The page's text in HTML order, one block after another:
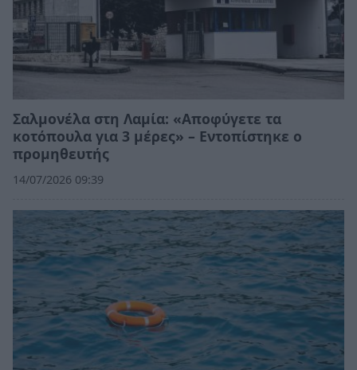
Σαλμονέλα στη Λαμία: «Αποφύγετε τα
κοτόπουλα για 3 μέρες» – Εντοπίστηκε ο
προμηθευτής
14/07/2026 09:39